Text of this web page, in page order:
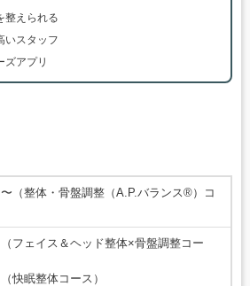
整えられる
いスタッフ
ズアプリ
（整体・骨盤調整（A.P.バランス®）コ
フェイス＆ヘッド整体×骨盤調整コー
快眠整体コース）